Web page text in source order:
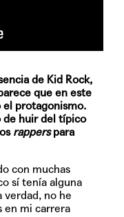
de Kid Rock,
que en este
el protagonismo.
de huir del típico
rapperspara
con muchas
sí tenía alguna
verdad, no he
en mi carrera